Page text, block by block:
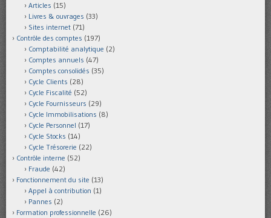
Articles (15)
Livres & ouvrages (33)
Sites internet (71)
Contrôle des comptes (197)
Comptabilité analytique (2)
Comptes annuels (47)
Comptes consolidés (35)
Cycle Clients (28)
Cycle Fiscalité (52)
Cycle Fournisseurs (29)
Cycle Immobilisations (8)
Cycle Personnel (17)
Cycle Stocks (14)
Cycle Trésorerie (22)
Contrôle interne (52)
Fraude (42)
Fonctionnement du site (13)
Appel à contribution (1)
Pannes (2)
Formation professionnelle (26)